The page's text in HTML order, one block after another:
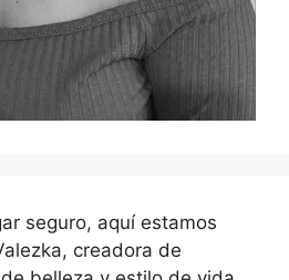
seguro, aquí estamos
creadora de